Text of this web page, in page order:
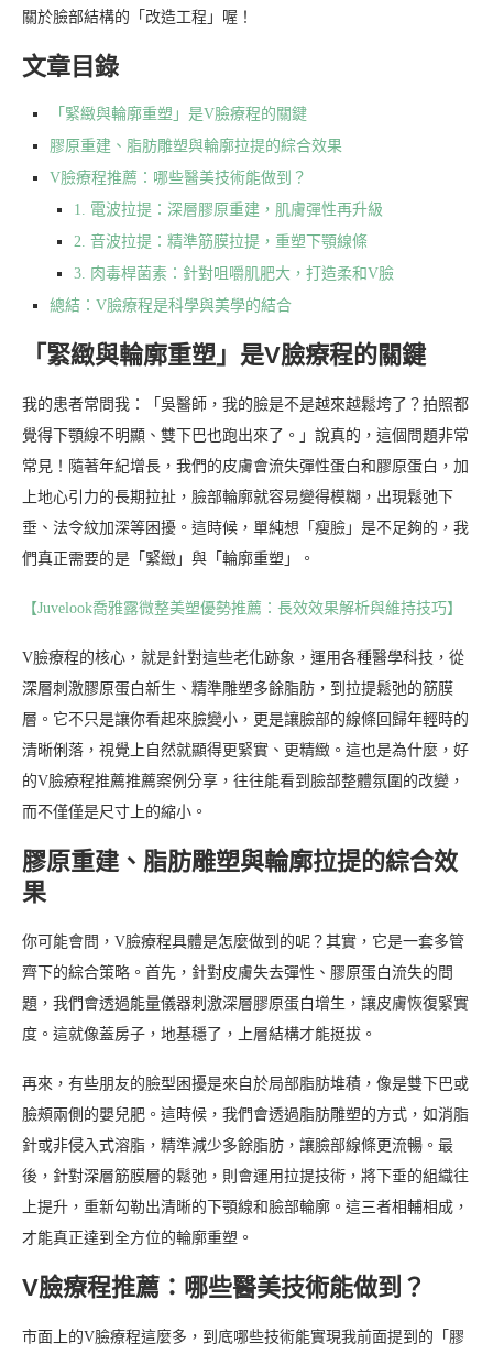
關於臉部結構的「改造工程」喔！
文章目錄
「緊緻與輪廓重塑」是V臉療程的關鍵
膠原重建、脂肪雕塑與輪廓拉提的綜合效果
V臉療程推薦：哪些醫美技術能做到？
1. 電波拉提：深層膠原重建，肌膚彈性再升級
2. 音波拉提：精準筋膜拉提，重塑下顎線條
3. 肉毒桿菌素：針對咀嚼肌肥大，打造柔和V臉
總結：V臉療程是科學與美學的結合
「緊緻與輪廓重塑」是V臉療程的關鍵
我的患者常問我：「吳醫師，我的臉是不是越來越鬆垮了？拍照都
覺得下顎線不明顯、雙下巴也跑出來了。」說真的，這個問題非常
常見！隨著年紀增長，我們的皮膚會流失彈性蛋白和膠原蛋白，加
上地心引力的長期拉扯，臉部輪廓就容易變得模糊，出現鬆弛下
垂、法令紋加深等困擾。這時候，單純想「瘦臉」是不足夠的，我
們真正需要的是「緊緻」與「輪廓重塑」。
【Juvelook喬雅露微整美塑優勢推薦：長效效果解析與維持技巧】
V臉療程的核心，就是針對這些老化跡象，運用各種醫學科技，從
深層刺激膠原蛋白新生、精準雕塑多餘脂肪，到拉提鬆弛的筋膜
層。它不只是讓你看起來臉變小，更是讓臉部的線條回歸年輕時的
清晰俐落，視覺上自然就顯得更緊實、更精緻。這也是為什麼，好
的V臉療程推薦推薦案例分享，往往能看到臉部整體氛圍的改變，
而不僅僅是尺寸上的縮小。
膠原重建、脂肪雕塑與輪廓拉提的綜合效
果
你可能會問，V臉療程具體是怎麼做到的呢？其實，它是一套多管
齊下的綜合策略。首先，針對皮膚失去彈性、膠原蛋白流失的問
題，我們會透過能量儀器刺激深層膠原蛋白增生，讓皮膚恢復緊實
度。這就像蓋房子，地基穩了，上層結構才能挺拔。
再來，有些朋友的臉型困擾是來自於局部脂肪堆積，像是雙下巴或
臉頰兩側的嬰兒肥。這時候，我們會透過脂肪雕塑的方式，如消脂
針或非侵入式溶脂，精準減少多餘脂肪，讓臉部線條更流暢。最
後，針對深層筋膜層的鬆弛，則會運用拉提技術，將下垂的組織往
上提升，重新勾勒出清晰的下顎線和臉部輪廓。這三者相輔相成，
才能真正達到全方位的輪廓重塑。
V臉療程推薦：哪些醫美技術能做到？
市面上的V臉療程這麼多，到底哪些技術能實現我前面提到的「膠